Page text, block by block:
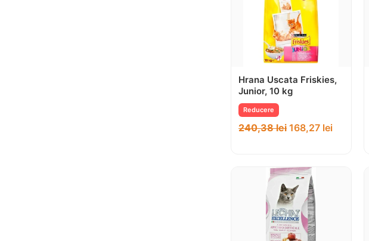
Hrana Uscata Friskies,
Junior, 10 kg
Reducere
240,38lei 168,27 lei